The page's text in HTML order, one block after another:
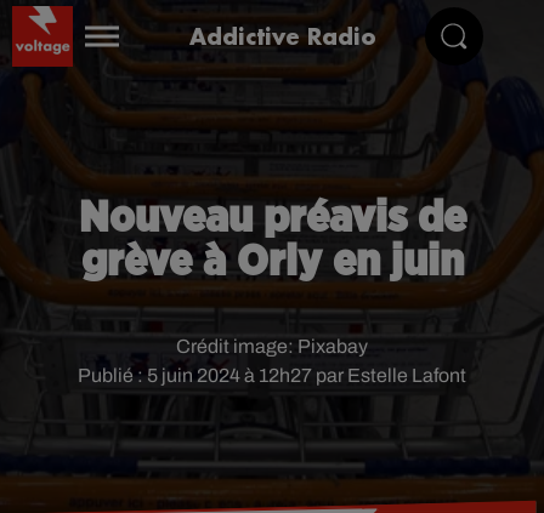
Addictive Radio
Nouveau préavis de
grève à Orly en juin
Publié : 5 juin 2024 à 12h27 par Estelle Lafont
Crédit image: Pixabay